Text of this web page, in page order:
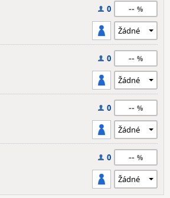
0 --
0 --
0 --
0 --